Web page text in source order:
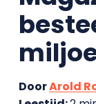
DoorArold